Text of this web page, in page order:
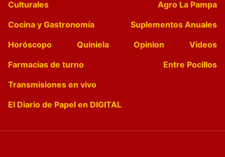
Culturales
Agro La Pampa
Cocina y Gastronomía
Suplementos Anuales
Horóscopo
Quiniela Opinion
Videos
Farmacias de turno
Entre Pocillos
Transmisiones en vivo
El Diario de Papel en DIGITAL